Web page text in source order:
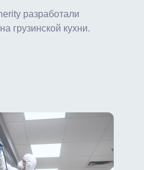
разработали
грузинской кухни.